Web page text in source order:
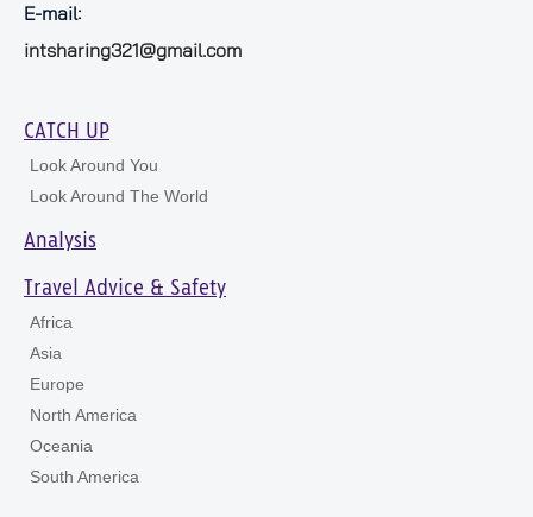
E-mail:
intsharing321@gmail.com
CATCH UP
Look Around You
Look Around The World
Analysis
Travel Advice & Safety
Africa
Asia
Europe
North America
Oceania
South America